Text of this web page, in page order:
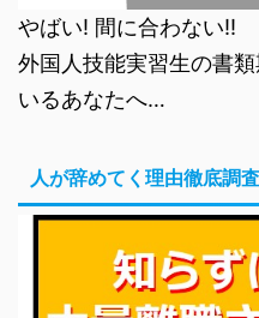
やばい! 間に合わない!!
外国人技能実習生の書
いるあなたへ…
人が辞めてく理由徹底調査